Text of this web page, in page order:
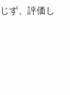
ず、評価し